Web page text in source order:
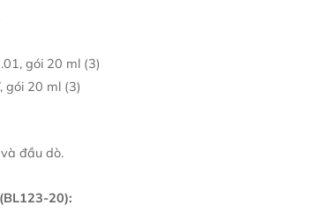
gói 20 ml (3)
gói 20 ml (3)
đầu dò.
20):